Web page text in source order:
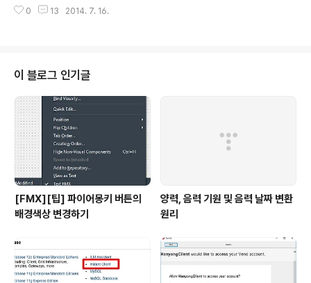
모바일 앱 개발을 시도해 보며 익히시려는 분들을 위해 실
능을 완전히 익히신 후 새로운 프로젝트에 기능을 떼어 붙
데스크탑 어플리케이션처럼 일반화된 메뉴 형식이 정해지
지 않아 각각의 앱에서 필요한 형태로 메뉴를 구현해 사용
하는 것이 일반적입니다.이번 글은 모바일 앱에서 자주 사
용되는 사이드바 형태의 메뉴를 파이어몽키를 통해 개발하
는 예제에 대해 알아봅니다.예제에서는 아래와 같이 두가
지 형태의 사이드바 예제를 제공합니다.사이드바가 나오는
형태D..
0 13 2014. 7. 16.
이 블로그 인기글
[FMX][팁] 파이어몽키 버튼의
배경색상 변경하기
양력, 음력 기원 및 음력 날짜 변환
원리